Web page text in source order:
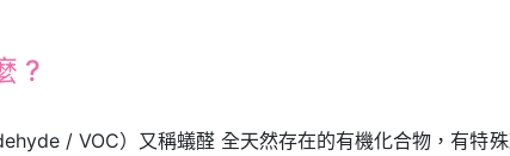
?
/ VOC）又稱蟻醛 全天然存在的有機化合物，有特